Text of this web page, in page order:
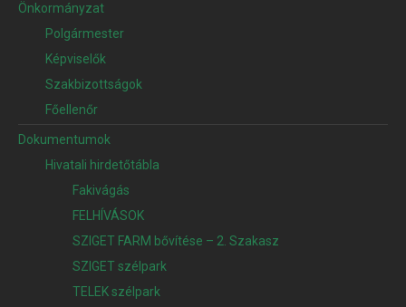
Önkormányzat
Polgármester
Képviselők
Szakbizottságok
Főellenőr
Dokumentumok
Hivatali hirdetőtábla
Fakivágás
FELHÍVÁSOK
SZIGET FARM bővítése – 2. Szakasz
SZIGET szélpark
TELEK szélpark